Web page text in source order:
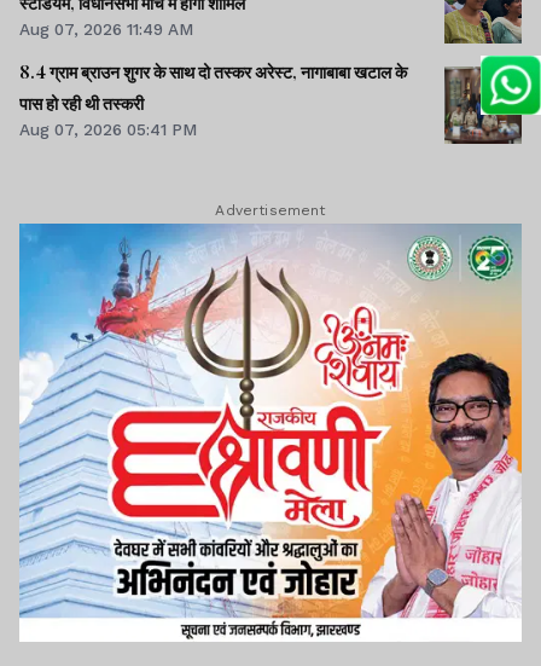
Aug 07, 2026 11:49 AM
8.4 ग्राम ब्राउन शुगर के साथ दो तस्कर अरेस्ट, नागाबाबा खटाल के
पास हो रही थी तस्करी
Aug 07, 2026 05:41 PM
Advertisement